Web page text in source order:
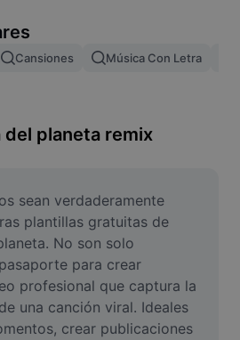
Cansiones Música Con Letra
planeta remix
sean verdaderamente
plantillas gratuitas de
No son solo
para crear
profesional que captura la
una canción viral. Ideales
crear publicaciones